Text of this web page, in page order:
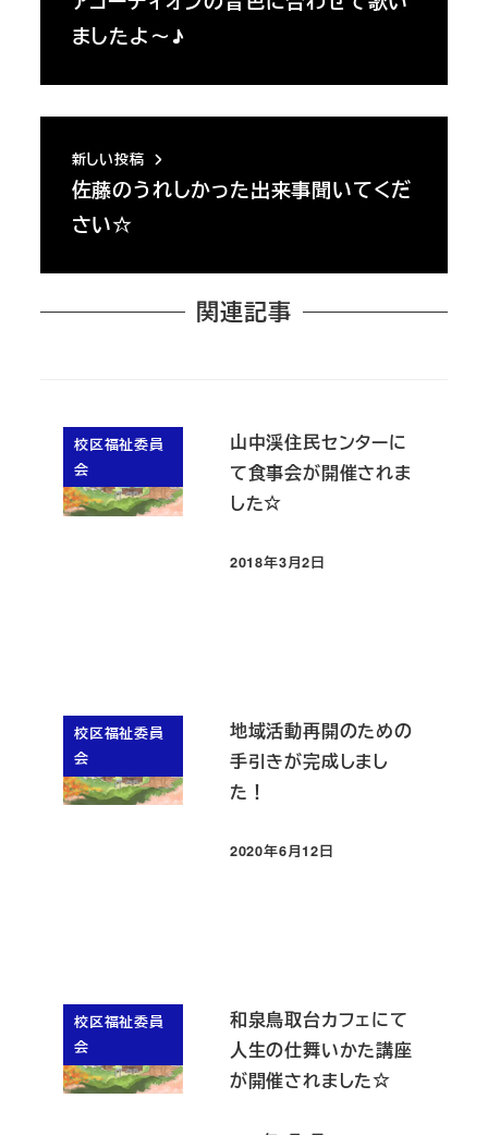
ましたよ～♪
新しい投稿
佐藤のうれしかった出来事聞いてくだ
さい☆
関連記事
校区福祉委員
会
山中渓住民センターに
て食事会が開催されま
した☆
投稿日
2018年3月2日
校区福祉委員
会
地域活動再開のための
手引きが完成しまし
た！
投稿日
2020年6月12日
校区福祉委員
会
和泉鳥取台カフェにて
人生の仕舞いかた講座
が開催されました☆